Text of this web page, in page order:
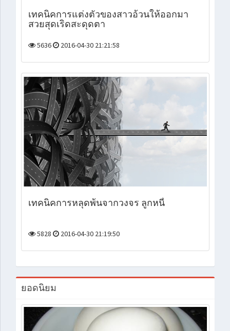
เทคนิคการแต่งตัวของสาวอ้วนให้ออกมา
สวยสุดเริดสะดุดตา
5636 2016-04-30 21:21:58
เทคนิคการหลุดพ้นจากวงจร ลูกหนี้
5828 2016-04-30 21:19:50
ยอดนิยม